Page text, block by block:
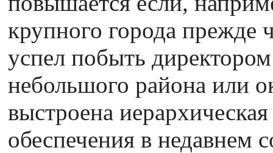
крупного города прежде
успел побыть директором
небольшого района или
выстроена
обеспечения в недавнем